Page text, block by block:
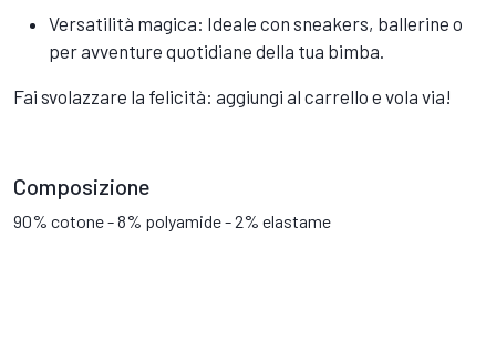
Versatilità magica: Ideale con sneakers, ballerine o
per avventure quotidiane della tua bimba.​
Fai svolazzare la felicità: aggiungi al carrello e vola via!
Composizione
90% cotone - 8% polyamide - 2% elastame